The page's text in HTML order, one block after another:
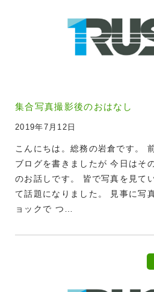
集合写真撮影後のおはなし
2019年7月12日
こんにちは。総務の岩倉です。
ブログを書きましたが 今日はそ
のお話しです。 皆で写真を見て
て話題になりました。 見事に写
ョックで つ…